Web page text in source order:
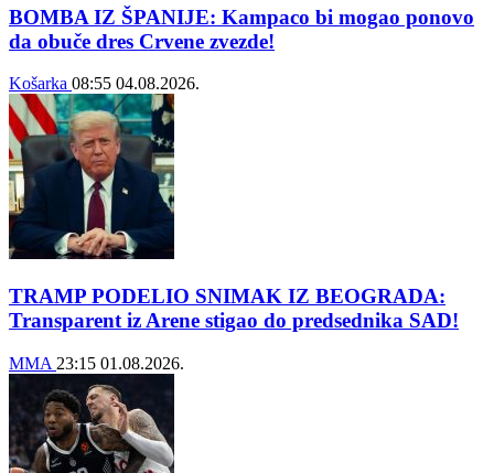
BOMBA IZ ŠPANIJE: Kampaco bi mogao ponovo
da obuče dres Crvene zvezde!
Košarka 08:55 04.08.2026.
TRAMP PODELIO SNIMAK IZ BEOGRADA:
Transparent iz Arene stigao do predsednika SAD!
MMA 23:15 01.08.2026.